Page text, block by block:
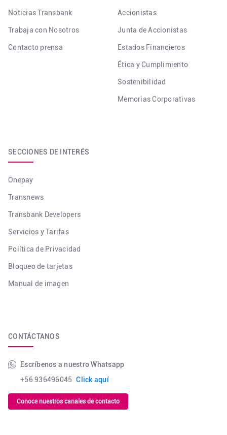
Noticias Transbank
Trabaja con Nosotros
Contacto prensa
Accionistas
Junta de Accionistas
Estados Financieros
Ética y Cumplimiento
Sostenibilidad
Memorias Corporativas
SECCIONES DE INTERÉS
Onepay
Transnews
Transbank Developers
Servicios y Tarifas
Política de Privacidad
Bloqueo de tarjetas
Manual de imagen
CONTÁCTANOS
Escríbenos a nuestro Whatsapp
+56 936496045 Click aquí
Conoce nuestros canales de contacto